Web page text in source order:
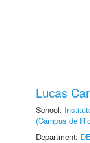
Lucas
School:
(Câmpus de
Department: